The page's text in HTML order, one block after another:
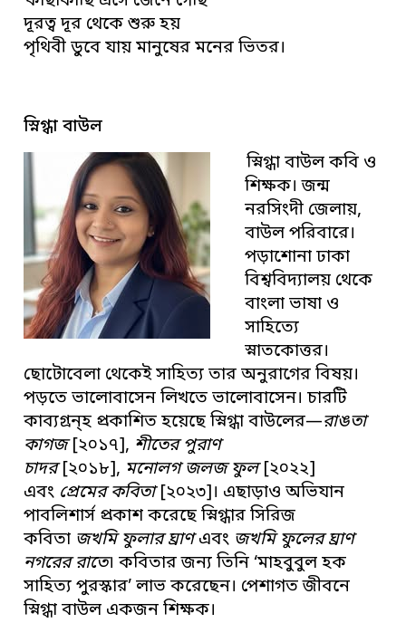
দূরত্ব দূর থেকে শুরু হয়
পৃথিবী ডুবে যায় মানুষের মনের ভিতর।
স্নিগ্ধা বাউল
স্নিগ্ধা বাউল কবি ও
শিক্ষক। জন্ম
নরসিংদী জেলায়,
বাউল পরিবারে।
পড়াশোনা ঢাকা
বিশ্ববিদ্যালয় থেকে
বাংলা ভাষা ও
সাহিত্যে
স্নাতকোত্তর।
ছোটোবেলা থেকেই সাহিত্য তার অনুরাগের বিষয়।
পড়তে ভালোবাসেন লিখতে ভালোবাসেন। চারটি
কাব্যগ্রন্হ প্রকাশিত হয়েছে স্নিগ্ধা বাউলের—রাঙতা
কাগজ[২০১৭], শীতের পুরাণ
চাদর[২০১৮], মনোলগ জলজ ফুল[২০২২]
এবং প্রেমের কবিতা[২০২৩]। এছাড়াও অভিযান
পাবলিশার্স প্রকাশ করেছে স্নিগ্ধার সিরিজ
কবিতা জখমি ফুলার ঘ্রাণ এবং জখমি ফুলের ঘ্রাণ
নগরের রাতে। কবিতার জন্য তিনি ‘মাহবুবুল হক
সাহিত্য পুরস্কার’ লাভ করেছেন। পেশাগত জীবনে
স্নিগ্ধা বাউল একজন শিক্ষক।